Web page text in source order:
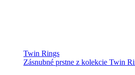
Twin Rings
Zásnubné prstne z kolekcie Twin